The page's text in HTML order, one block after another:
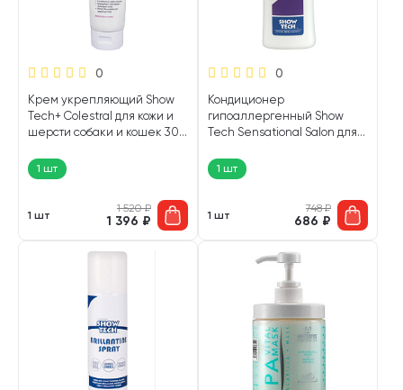
0
Крем укрепляющий Show
Tech+ Colestral для кожи и
шерсти собаки и кошек 300
1 шт
1 шт
1 520₽
1 396 ₽
0
Кондиционер
гипоаллергенный Show
Tech Sensational Salon для
1 шт
1 шт
748₽
686 ₽